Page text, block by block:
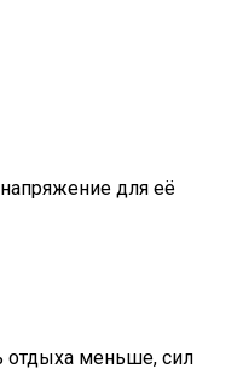
для её
отдыха меньше, сил